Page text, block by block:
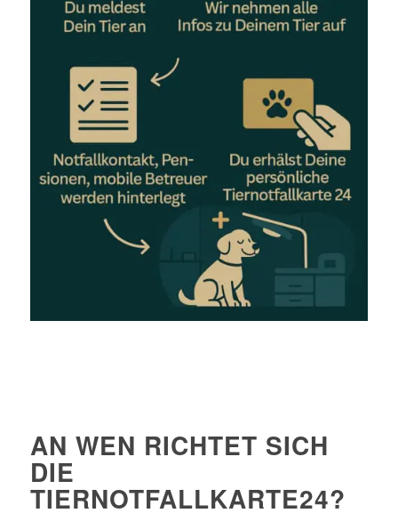
AN WEN RICHTET SICH
DIE
TIERNOTFALLKARTE24?